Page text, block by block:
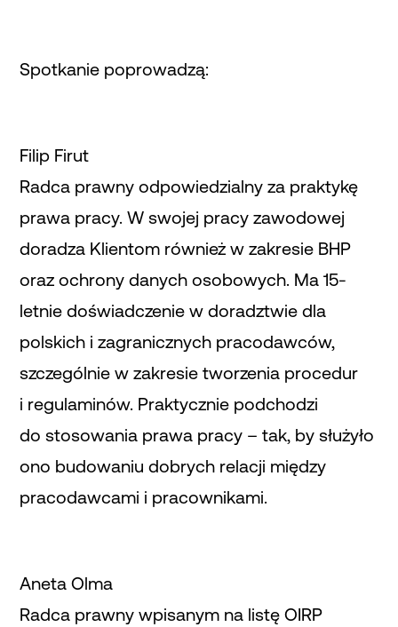
Spotkanie poprowadzą:
Filip Firut
Radca prawny odpowiedzialny za praktykę
prawa pracy. W swojej pracy zawodowej
doradza Klientom również w zakresie BHP
oraz ochrony danych osobowych. Ma 15-
letnie doświadczenie w doradztwie dla
polskich i zagranicznych pracodawców,
szczególnie w zakresie tworzenia procedur
i regulaminów. Praktycznie podchodzi
do stosowania prawa pracy – tak, by służyło
ono budowaniu dobrych relacji między
pracodawcami i pracownikami.
Aneta Olma
Radca prawny wpisanym na listę OIRP